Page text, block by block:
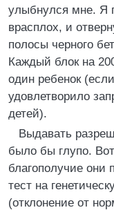
улыбнулся мне. Я
врасплох, и
полосы черного
Каждый блок на
один ребенок
удовлетворило
детей).
Выдавать
было бы глупо.
благополучие
тест на
(отклонение от